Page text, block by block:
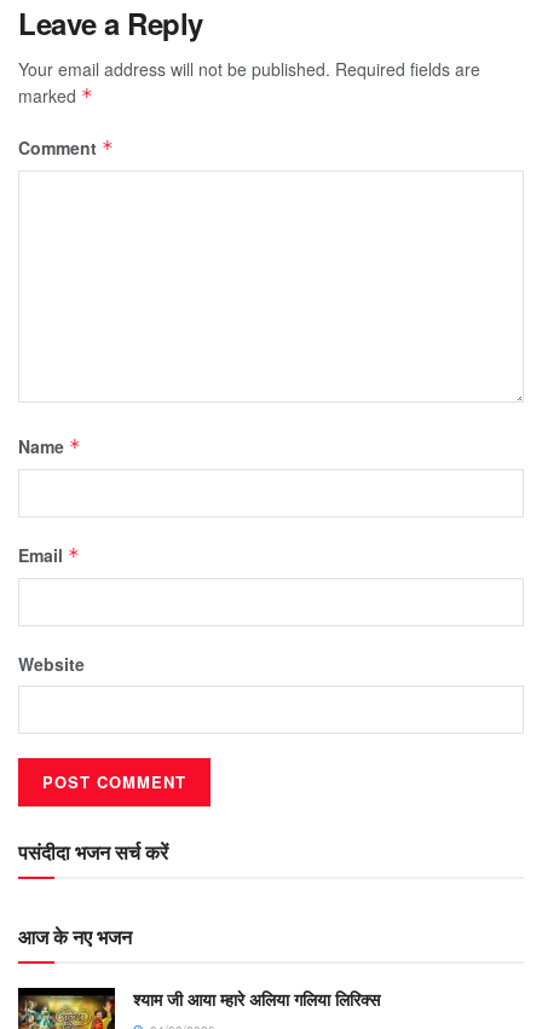
Leave a Reply
Your email address will not be published. Required fields are
marked *
Comment *
Name *
Email *
Website
पसंदीदा भजन सर्च करें
आज के नए भजन
श्याम जी आया म्हारे अलिया गलिया लिरिक्स